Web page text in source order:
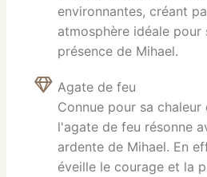
environnantes, créant
atmosphère idéale pour
présence de Mihael.
Agate de feu
Connue pour sa
l'agate de feu résonne
ardente de Mihael. En
éveille le courage et la